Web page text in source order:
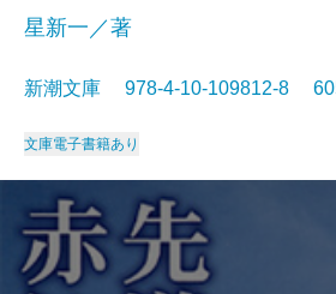
星新一／著
新潮文庫 978-4-10-109812-8
文庫電子書籍あり